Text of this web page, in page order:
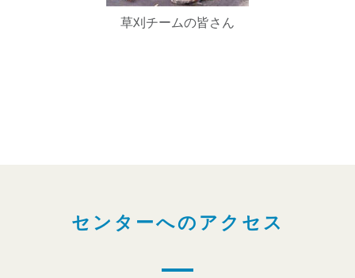
草刈チームの皆さん
センターへのアクセス